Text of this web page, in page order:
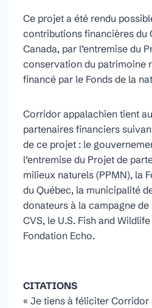
Ce projet a été rendu
contributions financières du
Canada, par l’entremise du
conservation du patrimoine
financé par le Fonds de la
Corridor appalachien tient
partenaires financiers
de ce projet : le
l’entremise du Projet de
milieux naturels (PPMN), la
du Québec, la municipalité
donateurs à la campagne
CVS, le U.S. Fish and
Fondation Echo.
CITATIONS
« Je tiens à féliciter Corridor